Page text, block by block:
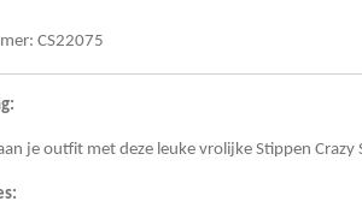
CS22075
je outfit met deze leuke vrolijke Stippen Crazy